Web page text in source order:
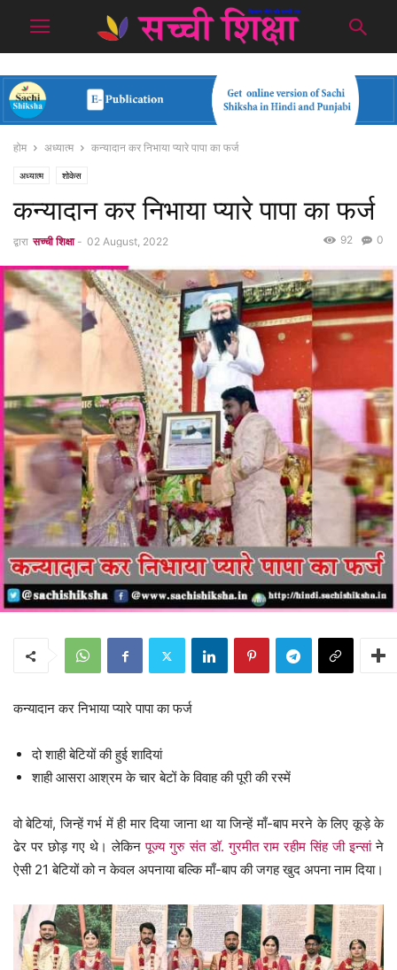
होम अध्यात्म कन्यादान कर निभाया प्यारे पापा का फर्ज
अध्यात्म शोकेस
कन्यादान कर निभाया प्यारे पापा का फर्ज
द्वारा सच्ची शिक्षा - 02 August, 2022 0
92
कन्यादान कर निभाया प्यारे पापा का फर्ज
दो शाही बेटियों की हुई शादियां
शाही आसरा आश्रम के चार बेटों के विवाह की पूरी की रस्में
वो बेटियां, जिन्हें गर्भ में ही मार दिया जाना था या जिन्हें माँ-बाप मरने के लिए कूड़े के
ढेर पर छोड़ गए थे। लेकिनपूज्य गुरु संत डॉ. गुरमीत राम रहीम सिंह जी इन्सांने
ऐसी 21 बेटियों को न केवल अपनाया बल्कि माँ-बाप की जगह खुद अपना नाम दिया।